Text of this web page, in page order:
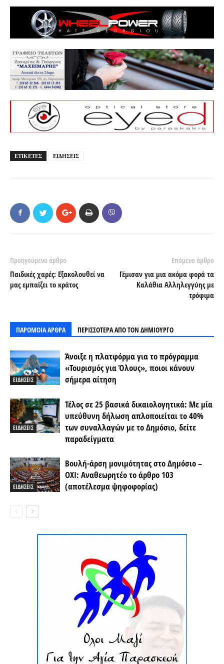
ΕΤΙΚΕΤΕΣ ΕΙΔΗΣΕΙΣ
Προηγούμενο άρθρο
Παιδικές χαρές: Εξακολουθεί να
μας εμπαίζει το κράτος
Επόμενο άρθρο
Γέμισαν για μια ακόμα φορά τα
Καλάθια Αλληλεγγύης με
τρόφιμα
ΠΑΡΟΜΟΙΑ ΑΡΘΡΑ ΠΕΡΙΣΣΟΤΕΡΑ ΑΠΟ ΤΟΝ ΔΗΜΙΟΥΡΓΟ
ΕΙΔΗΣΕΙΣ
Άνοιξε η πλατφόρμα για το πρόγραμμα
«Τουρισμός για Όλους», ποιοι κάνουν
σήμερα αίτηση
ΕΙΔΗΣΕΙΣ
Τέλος σε 25 βασικά δικαιολογητικά: Με μία
υπεύθυνη δήλωση απλοποιείται το 40%
των συναλλαγών με το Δημόσιο, δείτε
παραδείγματα
ΕΙΔΗΣΕΙΣ
Βουλή-άρση μονιμότητας στο Δημόσιο –
OXI: Αναθεωρητέο το άρθρο 103
(αποτέλεσμα ψηφοφορίας)